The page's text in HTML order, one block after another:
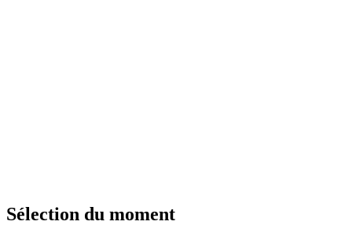
Sélection du moment